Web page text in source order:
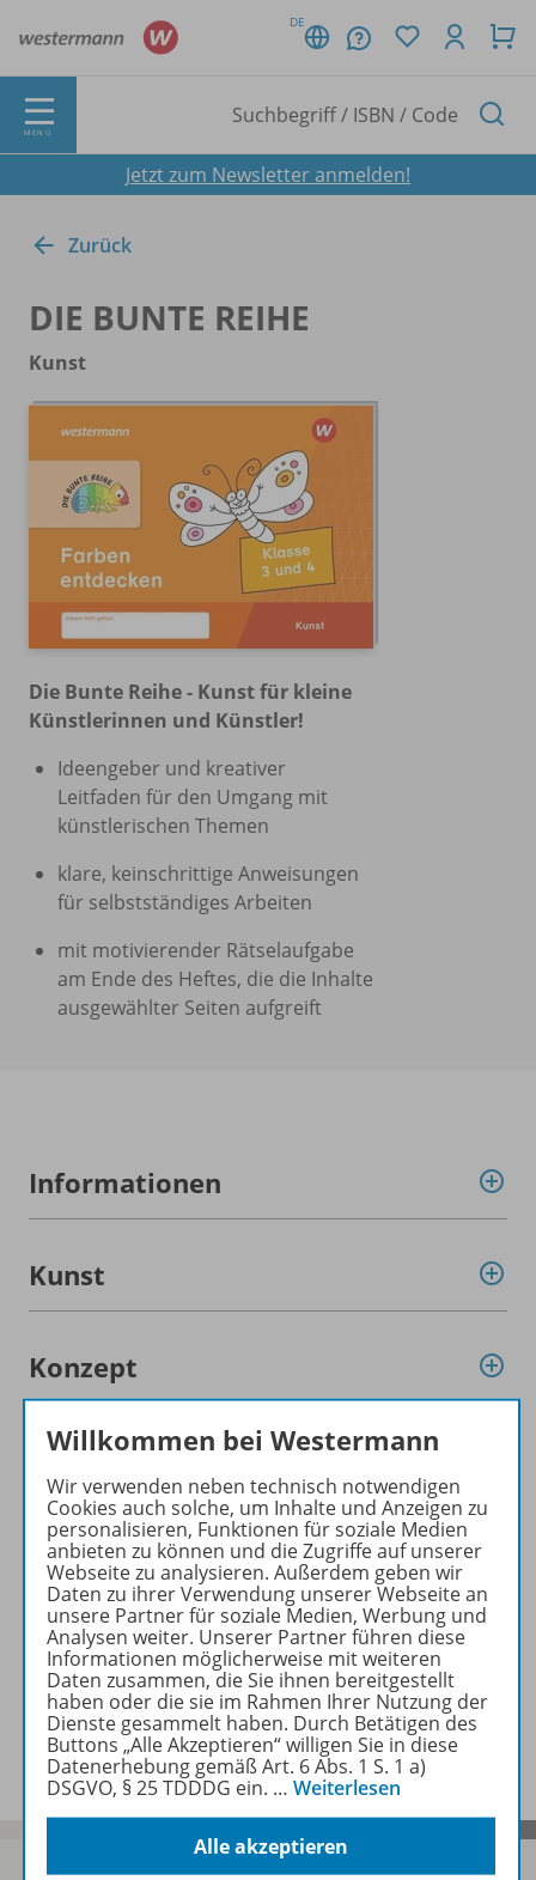
DE
MENÜ
Jetzt zum Newsletter anmelden!
Zurück
DIE BUNTE REIHE
Kunst
Die Bunte Reihe - Kunst für kleine
Künstlerinnen und Künstler!
Ideengeber und kreativer
Leitfaden für den Umgang mit
künstlerischen Themen
klare, keinschrittige Anweisungen
für selbstständiges Arbeiten
mit motivierender Rätselaufgabe
am Ende des Heftes, die die Inhalte
ausgewählter Seiten aufgreift
Informationen
Kunst
Konzept
Video
Werbematerial
Empfehlungen der Redaktion
Benachrichtigungs-Service
Willkommen bei Westermann
Wir verwenden neben technisch notwendigen
Cookies auch solche, um Inhalte und Anzeigen zu
personalisieren, Funktionen für soziale Medien
anbieten zu können und die Zugriffe auf unserer
Webseite zu analysieren. Außerdem geben wir
Daten zu ihrer Verwendung unserer Webseite an
unsere Partner für soziale Medien, Werbung und
Analysen weiter. Unserer Partner führen diese
Informationen möglicherweise mit weiteren
Daten zusammen, die Sie ihnen bereitgestellt
haben oder die sie im Rahmen Ihrer Nutzung der
Dienste gesammelt haben. Durch Betätigen des
Buttons „Alle Akzeptieren“ willigen Sie in diese
Datenerhebung gemäß Art. 6 Abs. 1 S. 1 a)
DSGVO, § 25 TDDDG ein. … Weiterlesen
Alle akzeptieren